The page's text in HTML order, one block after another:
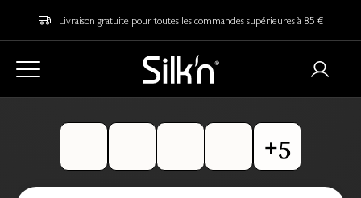
Livraison gratuite pour toutes les commandes supérieures à 85 €